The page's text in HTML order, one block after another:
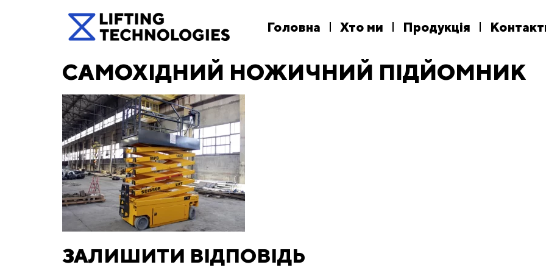
Головна Хто ми Продукція
САМОХІДНИЙ НОЖИЧНИЙ ПІДЙОМНИК
ЗАЛИШИТИ ВІДПОВІДЬ